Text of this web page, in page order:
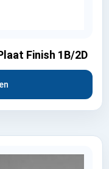
Finish 1B/2D